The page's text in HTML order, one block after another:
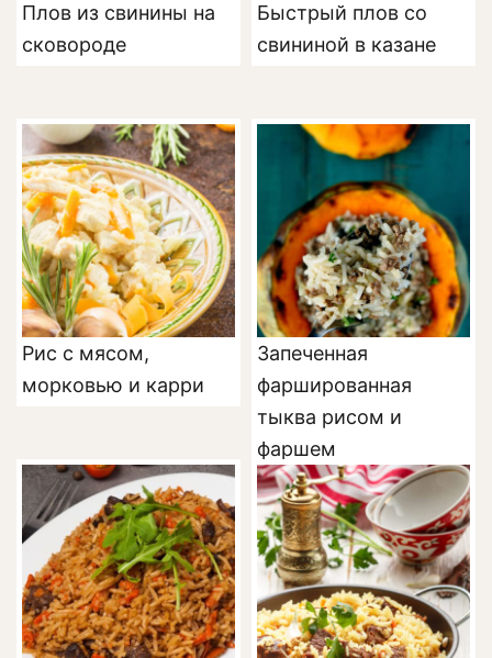
Плов из свинины на
сковороде
Быстрый плов со
свининой в казане
Рис с мясом,
морковью и карри
Запеченная
фаршированная
тыква рисом и
фаршем